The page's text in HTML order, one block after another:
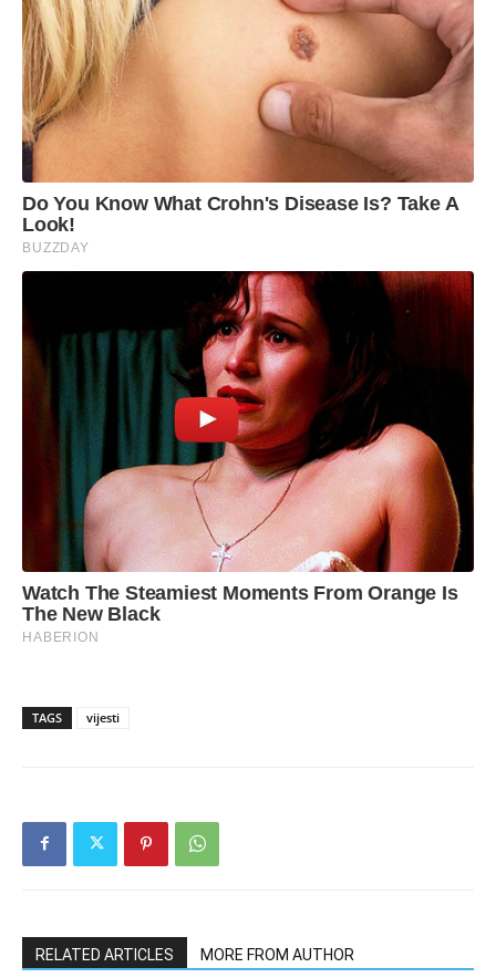
TAGS vijesti
RELATED ARTICLES MORE FROM AUTHOR